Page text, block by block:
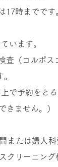
17時までです
います。
（コルポ
で予約をとる
きません。）
または婦人
クリーニング